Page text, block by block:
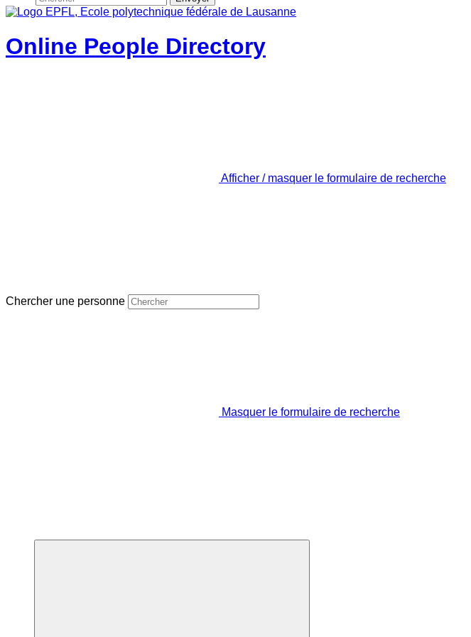
Online People Directory
Afficher / masquer le formulaire de recherche
Chercher une personne
Masquer le formulaire de recherche